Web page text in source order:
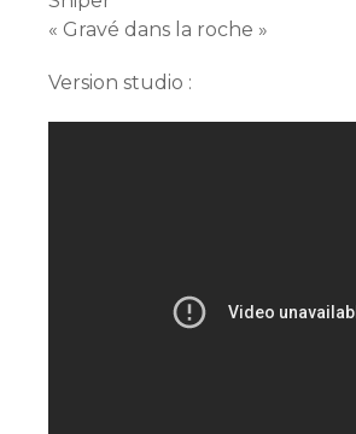
« Gravé dans la roche »
Version studio :